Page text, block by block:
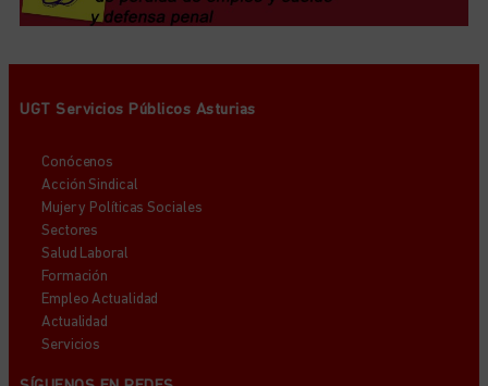
UGT Servicios Públicos Asturias
Conócenos
Acción Sindical
Mujer y Políticas Sociales
Sectores
Salud Laboral
Formación
Empleo Actualidad
Actualidad
Servicios